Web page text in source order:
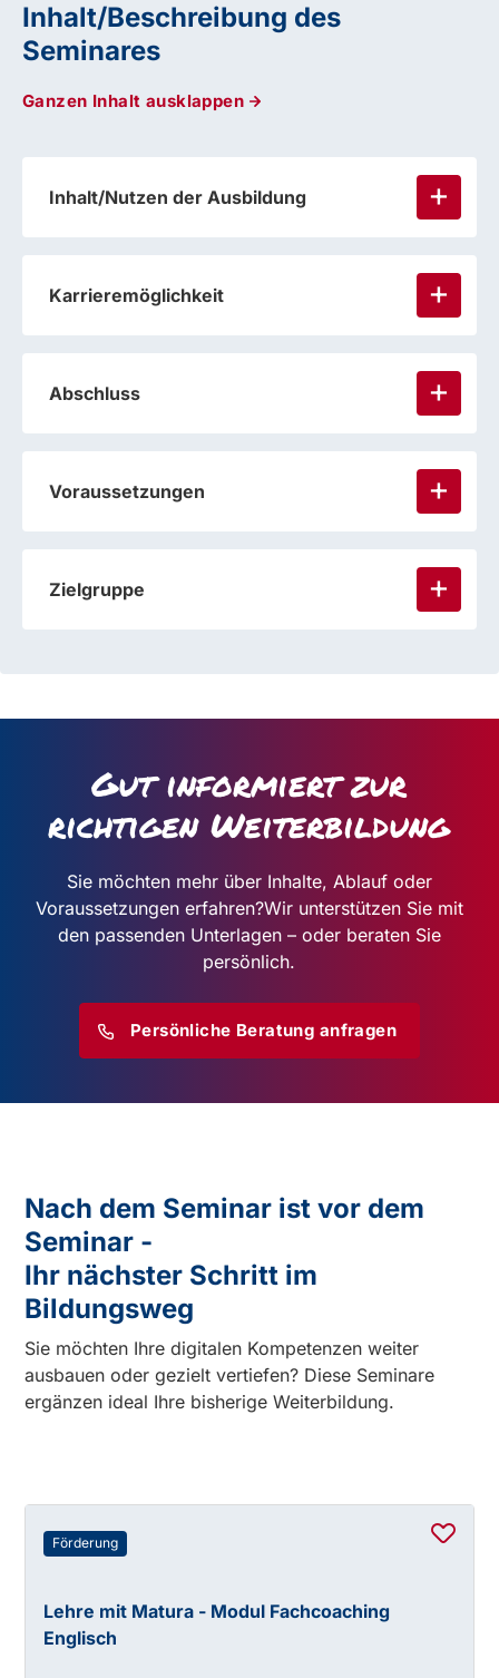
Inhalt/Beschreibung des
Seminares
Ganzen Inhalt ausklappen
Inhalt/Nutzen der Ausbildung
Karrieremöglichkeit
Abschluss
Voraussetzungen
Zielgruppe
Gut informiert zur
richtigen Weiterbildung
Sie möchten mehr über Inhalte, Ablauf oder
Voraussetzungen erfahren?Wir unterstützen Sie mit
den passenden Unterlagen – oder beraten Sie
persönlich.
Persönliche Beratung anfragen
Nach dem Seminar ist vor dem
Seminar -
Ihr nächster Schritt im
Bildungsweg
Sie möchten Ihre digitalen Kompetenzen weiter
ausbauen oder gezielt vertiefen? Diese Seminare
ergänzen ideal Ihre bisherige Weiterbildung.
Förderung
Lehre mit Matura - Modul Fachcoaching
Englisch